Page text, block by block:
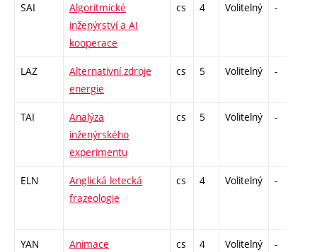
SAI
Algoritmické
inženýrství a AI
kooperace
cs 4 Volitelný -
LAZ
Alternativní zdroje
energie
cs 5 Volitelný -
TAI
Analýza
inženýrského
experimentu
cs 5 Volitelný -
ELN
Anglická letecká
frazeologie
cs 4 Volitelný -
YAN Animace cs 4 Volitelný -